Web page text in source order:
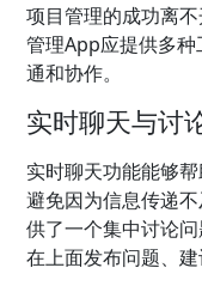
项目管理的成功离
管理App应提供多
通和协作。
实时聊天与讨
实时聊天功能能够
避免因为信息传递
供了一个集中讨论
在上面发布问题、